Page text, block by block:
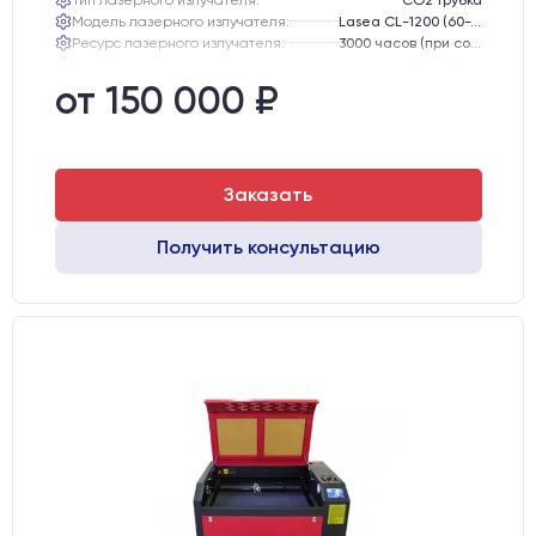
Модель лазерного излучателя:
Lasea CL-1200 (60-75 Вт)
Ресурс лазерного излучателя:
3000 часов (при соблюдении условий эксплуатации)
Зеркала:
Интерфейс подключения станка к ПК:
от 150 000 ₽
Заказать
Получить консультацию